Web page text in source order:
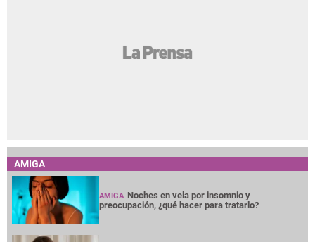
AMIGA
AMIGA Noches en vela por insomnio y
preocupación, ¿qué hacer para tratarlo?